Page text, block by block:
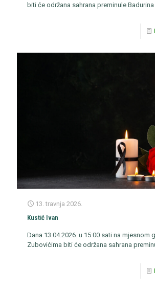
biti će održana sahrana preminule
13. travnja 2026.
Kustić Ivan
Dana 13.04.2026. u 15:00 sati na mjesnom
Zubovićima biti će održana sahrana